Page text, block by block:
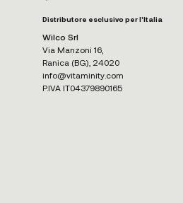
Distributore esclusivo per l'Italia
Wilco Srl
Via Manzoni 16,
Ranica (BG), 24020
info@vitaminity.com
P.IVA IT04379890165